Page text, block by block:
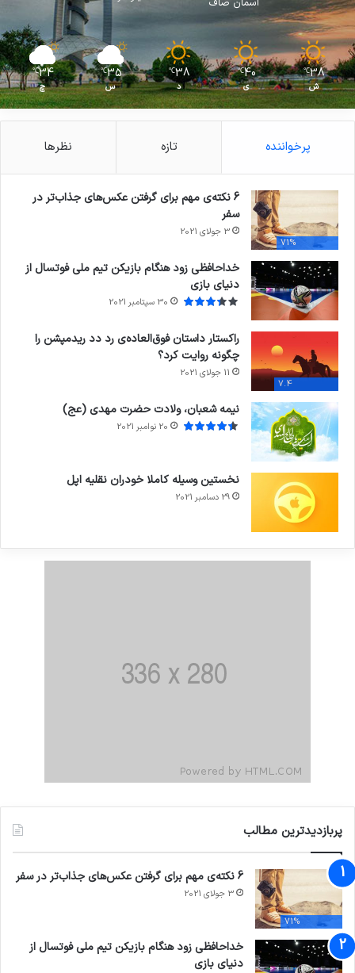
38
℃
ش
40
℃
ی
38
℃
د
35
℃
س
34
℃
چ
پرخواننده تازه نظرها
71%
6 نکته‌ی مهم برای گرفتن عکس‌های جذاب‌تر در
سفر
3 جولای 2021
خداحافظی زود هنگام بازیکن تیم ملی فوتسال از
دنیای بازی
30 سپتامبر 2021
7.4
راکستار داستان فوق‌العاده‌ی رد دد ریدمپشن را
چگونه روایت کرد؟
11 جولای 2021
نیمه شعبان، ولادت حضرت مهدی (عج)
20 نوامبر 2021
نخستین وسیله کاملا خودران نقلیه اپل
29 دسامبر 2021
پربازدیدترین مطالب
71%
6 نکته‌ی مهم برای گرفتن عکس‌های جذاب‌تر در سفر
3 جولای 2021
خداحافظی زود هنگام بازیکن تیم ملی فوتسال از
دنیای بازی